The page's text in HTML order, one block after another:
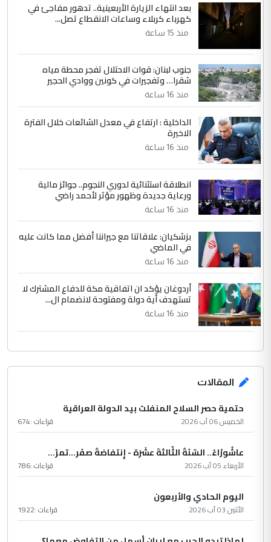
مضجعيك يابن الزنا (نص كامل)
التعليق : واحد من عصابة علي ماما يسقط
جنسية الرافد الثالث للعراق ومن اصول عريقة
ابا فرات ...
الموضوع :الجواهري يرد على صدام حسين سل
مضجعيك يابن الزنا (نص كامل)
بعد انتهاء الزيارة الأربعينية.. تدهور مفاجئ في
كهرباء كربلاء وساعات الانقطاع تصل...
منذ 15 ساعة
جنوب لبنان: قوات الاحتلال تفجر محطة مياه
شقرا… وتفجيرات في كونين ووادي الحجير
منذ 16 ساعة
الداخلية : ارتفاع في معدل الشائعات خلال الفترة
الاخيرة
منذ 16 ساعة
انطلاقة استثنائية لدوري النجوم.. جوائز مالية
ورعاية جديدة وظهور مؤثر لأحمد راضي
منذ 16 ساعة
بزشكيان: علاقاتنا مع جيراننا أفضل مما كانت عليه
في الماضي
منذ 16 ساعة
أردوغان يؤكد ان اتفاقية مكة للدفاع المشترك لا
تستهدف أية دولة ومفتوحة لانضمام ال...
منذ 16 ساعة
المقالات
حتمية حصر السلاح المنفلت بيد الدولة العراقية
الخميس 06 آب 2026 قراءات :674
عاشُورْاءُ.. السّنَةُ الثّالثةَ عشَرَة - إِنتفاضةُ صفَر…تمرّ...
الأربعاء 05 آب 2026 قراءات :786
اليوم الحادي والأربعون
الأثنين 03 آب 2026 قراءات :1922